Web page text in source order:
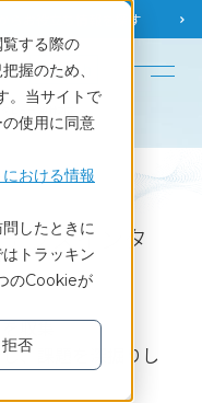
する際の
握のため、
。当サイトで
使用に同意
おける情報
したときに
トラッキン
のCookieが
拒否
お役立ち情報を探す
English
プスインタ
収集
、課題を深掘りし